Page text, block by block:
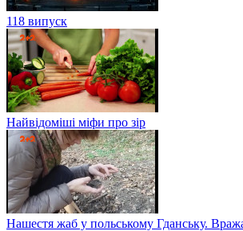
118 випуск
Найвідоміші міфи про зір
Нашестя жаб у польському Гданську.